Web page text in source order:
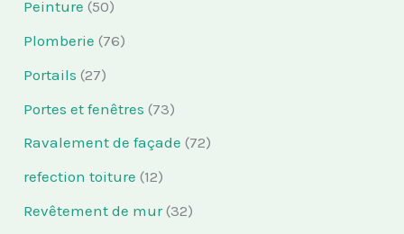
Peinture (50)
Plomberie (76)
Portails (27)
Portes et fenêtres (73)
Ravalement de façade (72)
refection toiture (12)
Revêtement de mur(32)